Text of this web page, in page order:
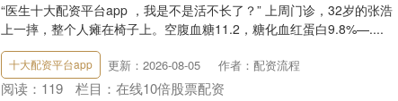
“医生十大配资平台app ，我是不是活不长了？” 上周门诊，32岁的张
上一摔，整个人瘫在椅子上。空腹血糖11.2，糖化血红蛋白9.8%—....
十大配资平台app 更新：2026-08-05 作者：配资流程
阅读： 119 栏目： 在线10倍股票配资